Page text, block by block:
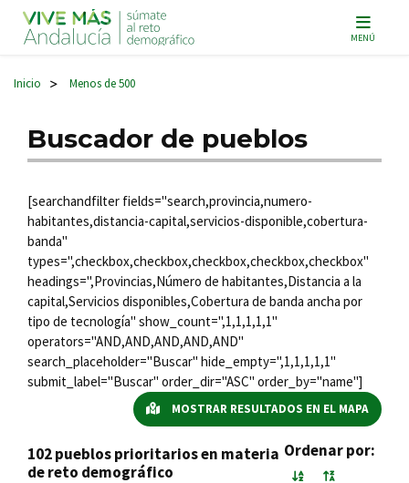
Navegación principal MENÚ
Inicio > Menos de 500
Buscador de pueblos
[searchandfilter fields="search,provincia,numero-
habitantes,distancia-capital,servicios-disponible,cobertura-
banda"
types=",checkbox,checkbox,checkbox,checkbox,checkbox"
headings=",Provincias,Número de habitantes,Distancia a la
capital,Servicios disponibles,Cobertura de banda ancha por
tipo de tecnología" show_count=",1,1,1,1,1"
operators="AND,AND,AND,AND,AND"
search_placeholder="Buscar" hide_empty=",1,1,1,1,1"
submit_label="Buscar" order_dir="ASC" order_by="name"]
MOSTRAR RESULTADOS EN EL MAPA
102 pueblos prioritarios en materia
de reto demográfico
Ordenar por: